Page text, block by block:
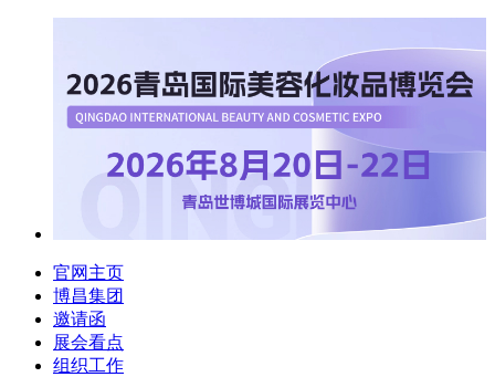
官网主页
博昌集团
邀请函
展会看点
组织工作